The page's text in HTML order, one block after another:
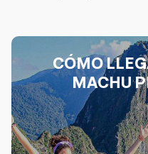
CÓMO
MACHU